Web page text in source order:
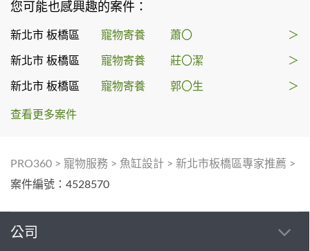
您可能也感興趣的案件：
新北市 板橋區 寵物寄養 蕭〇 ＞
新北市 板橋區 寵物寄養 莊〇潔 ＞
新北市 板橋區 寵物寄養 郭〇生 ＞
查看更多案件
PRO360 > 寵物服務 > 魚缸設計 > 新北市板橋區專家推薦 >
案件編號：4528570
公司